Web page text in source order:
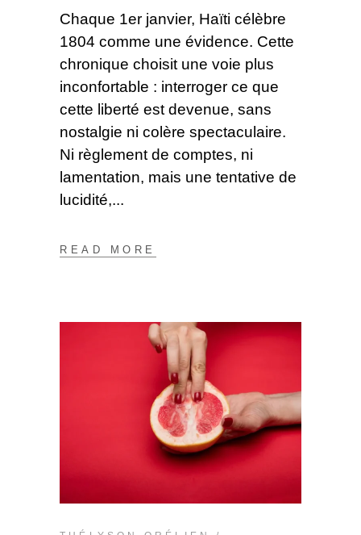
Chaque 1er janvier, Haïti célèbre
1804 comme une évidence. Cette
chronique choisit une voie plus
inconfortable : interroger ce que
cette liberté est devenue, sans
nostalgie ni colère spectaculaire.
Ni règlement de comptes, ni
lamentation, mais une tentative de
lucidité,
READ MORE